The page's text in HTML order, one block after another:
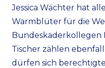
Jessica Wächter hat
Warmblüter für die
Bundeskaderkollegen
Tischer zählen
dürfen sich